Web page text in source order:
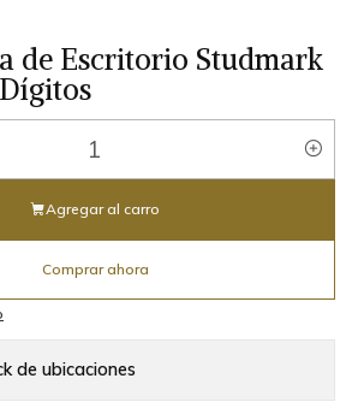
de Escritorio Studmark
Agregar al carro
Comprar ahora
de ubicaciones